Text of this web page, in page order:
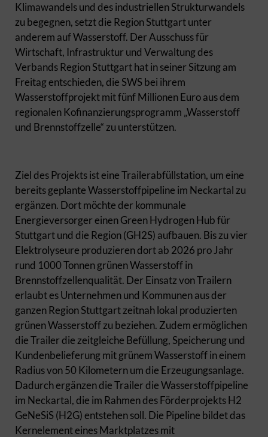
Klimawandels und des industriellen Strukturwandels
zu begegnen, setzt die Region Stuttgart unter
anderem auf Wasserstoff. Der Ausschuss für
Wirtschaft, Infrastruktur und Verwaltung des
Verbands Region Stuttgart hat in seiner Sitzung am
Freitag entschieden, die SWS bei ihrem
Wasserstoffprojekt mit fünf Millionen Euro aus dem
regionalen Kofinanzierungsprogramm „Wasserstoff
und Brennstoffzelle“ zu unterstützen.
Ziel des Projekts ist eine Trailerabfüllstation, um eine
bereits geplante Wasserstoffpipeline im Neckartal zu
ergänzen. Dort möchte der kommunale
Energieversorger einen Green Hydrogen Hub für
Stuttgart und die Region (GH2S) aufbauen. Bis zu vier
Elektrolyseure produzieren dort ab 2026 pro Jahr
rund 1000 Tonnen grünen Wasserstoff in
Brennstoffzellenqualität. Der Einsatz von Trailern
erlaubt es Unternehmen und Kommunen aus der
ganzen Region Stuttgart zeitnah lokal produzierten
grünen Wasserstoff zu beziehen. Zudem ermöglichen
die Trailer die zeitgleiche Befüllung, Speicherung und
Kundenbelieferung mit grünem Wasserstoff in einem
Radius von 50 Kilometern um die Erzeugungsanlage.
Dadurch ergänzen die Trailer die Wasserstoffpipeline
im Neckartal, die im Rahmen des Förderprojekts H2
GeNeSiS (H2G) entstehen soll. Die Pipeline bildet das
Kernelement eines Marktplatzes mit